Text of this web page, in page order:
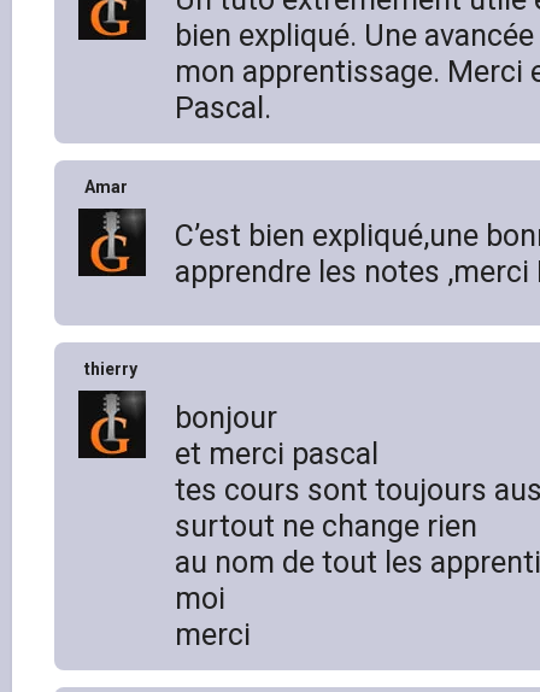
bien expliqué. Une
mon apprentissage. Merci
Pascal.
Amar
C’est bien expliqué,une
apprendre les notes ,merci
thierry
bonjour
et merci pascal
tes cours sont toujours
surtout ne change rien
au nom de tout les
moi
merci